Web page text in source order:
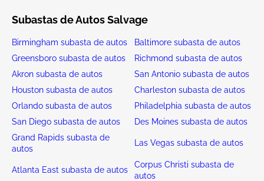
Subastas de Autos Salvage
Birmingham subasta de autos
Baltimore subasta de autos
Greensboro subasta de autos
Richmond subasta de autos
Akron subasta de autos
San Antonio subasta de autos
Houston subasta de autos
Charleston subasta de autos
Orlando subasta de autos
Philadelphia subasta de autos
San Diego subasta de autos
Des Moines subasta de autos
Grand Rapids subasta de
autos
Las Vegas subasta de autos
Atlanta East subasta de autos
Corpus Christi subasta de
autos